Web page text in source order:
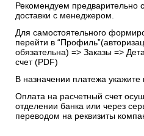
Рекомендуем предварительно
доставки с менеджером.
Для самостоятельного
перейти в
обязательна) => Заказы =>
счет (PDF)
В назначении платежа укажите
Оплата на расчетный счет
отделении банка или через
переводом на реквизиты